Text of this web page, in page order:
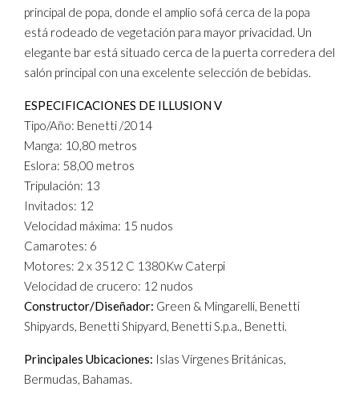
principal de popa, donde el amplio sofá cerca de la popa
está rodeado de vegetación para mayor privacidad. Un
elegante bar está situado cerca de la puerta corredera del
salón principal con una excelente selección de bebidas.
ESPECIFICACIONES DE ILLUSION V
Tipo/Año: Benetti /2014
Manga: 10,80 metros
Eslora: 58,00 metros
Tripulación: 13
Invitados: 12
Velocidad máxima: 15 nudos
Camarotes: 6
Motores: 2 x 3512 C 1380Kw Caterpi
Velocidad de crucero: 12 nudos
Constructor/Diseñador: Green & Mingarelli, Benetti
Shipyards, Benetti Shipyard, Benetti S.p.a., Benetti.
Principales Ubicaciones: Islas Vírgenes Británicas,
Bermudas, Bahamas.